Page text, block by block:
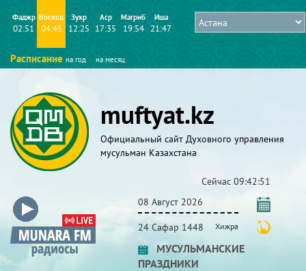
Фаджр
02:51
Восход
04:45
Зухр
12:25
Аср
17:35
Магриб
19:54
Иша
21:47
Расписание на год на месяц
muftyat.kz
Официальный сайт Духовного управления
мусульман Казахстана
Сейчас 09:42:52
08 Август 2026
24 Сафар 1448 Хижра
МУСУЛЬМАНСКИЕ
ПРАЗДНИКИ